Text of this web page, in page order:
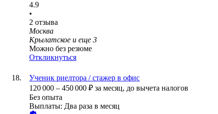
4.9
•
2 отзыва
Москва
Крылатское и еще 3
Можно без резюме
Откликнуться
Ученик риелтора / стажер в офис
120 000 – 450 000 ₽ за месяц, до вычета налогов
Без опыта
Выплаты: Два раза в месяц